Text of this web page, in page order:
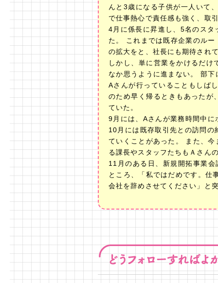
んと3歳になる子供が一人いて
で仕事熱心で責任感も強く、取
4月に係長に昇進し、5名のスタ
た。 これまでは既存企業のル
の拡大をと、社長にも期待され
しかし、単に営業をかけるだ
なか思うように進まない。 部
Aさんが行っていることもしば
のため早く帰るときもあったが
ていた。
9月には、Aさんが業務時間中
10月には既存取引先との訪問
ていくことがあった。 また、
る課長やスタッフたちもＡさん
11月のある日、新規開拓事業
ところ、「私ではだめです。仕
会社を辞めさせてください」と